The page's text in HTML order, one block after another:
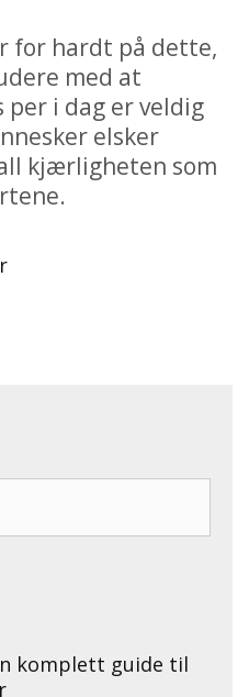
for hardt på dette,
med at
i dag er veldig
elsker
kjærligheten som
komplett guide til